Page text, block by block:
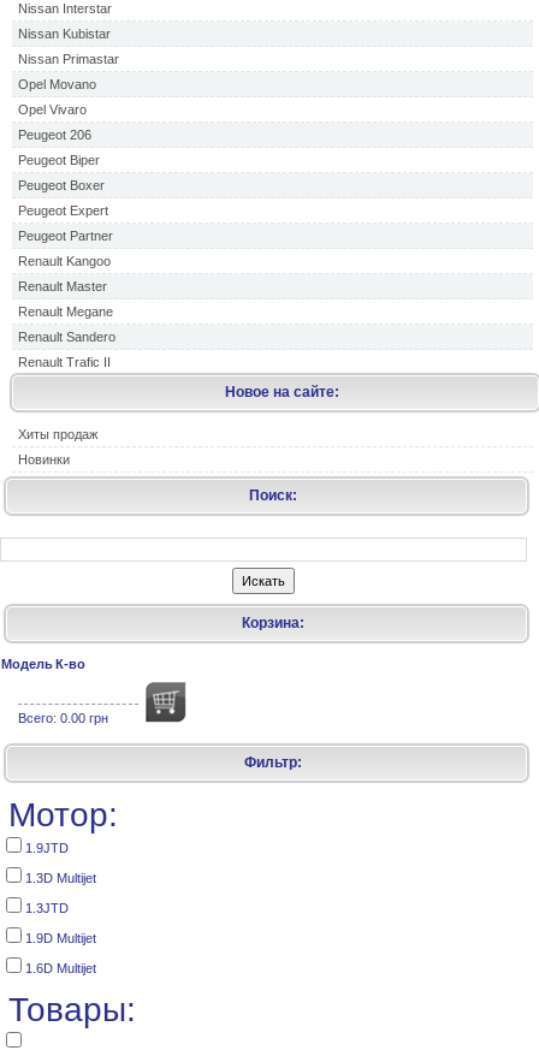
Nissan Interstar
Nissan Kubistar
Nissan Primastar
Opel Movano
Opel Vivaro
Peugeot 206
Peugeot Biper
Peugeot Boxer
Peugeot Expert
Peugeot Partner
Renault Kangoo
Renault Master
Renault Megane
Renault Sandero
Renault Trafic II
Новое на сайте:
Хиты продаж
Новинки
Поиск:
Корзина:
Модель К-во
Всего: 0.00 грн
Фильтр:
Мотор:
1.9JTD
1.3D Multijet
1.3JTD
1.9D Multijet
1.6D Multijet
Товары: